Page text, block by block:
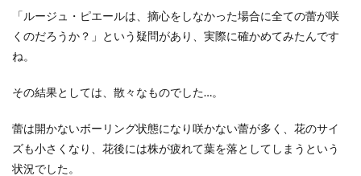
「ルージュ・ピエールは、摘心をしなかった場合に全ての蕾が咲
くのだろうか？」という疑問があり、実際に確かめてみたんです
ね。
その結果としては、散々なものでした…。
蕾は開かないボーリング状態になり咲かない蕾が多く、花のサイ
ズも小さくなり、花後には株が疲れて葉を落としてしまうという
状況でした。